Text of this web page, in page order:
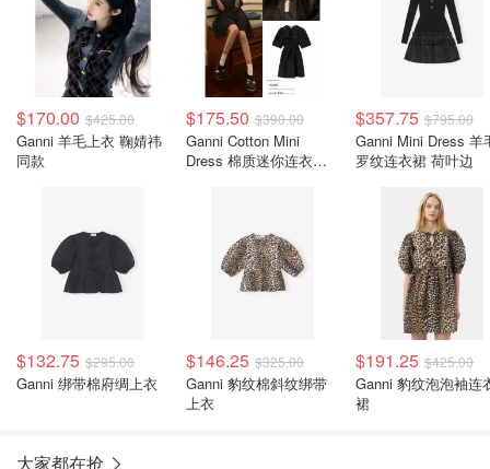
$170.00 $425.00
Ganni 羊毛上衣 鞠婧祎
同款
$175.50 $390.00
Ganni Cotton Mini
Dress 棉质迷你连衣裙
$357.75 $795.00
Ganni Mini Dress 羊
罗纹连衣裙 荷叶边
$132.75 $295.00
Ganni 绑带棉府绸上衣
$146.25 $325.00
Ganni 豹纹棉斜纹绑带
上衣
$191.25 $425.00
Ganni 豹纹泡泡袖连
裙
大家都在抢